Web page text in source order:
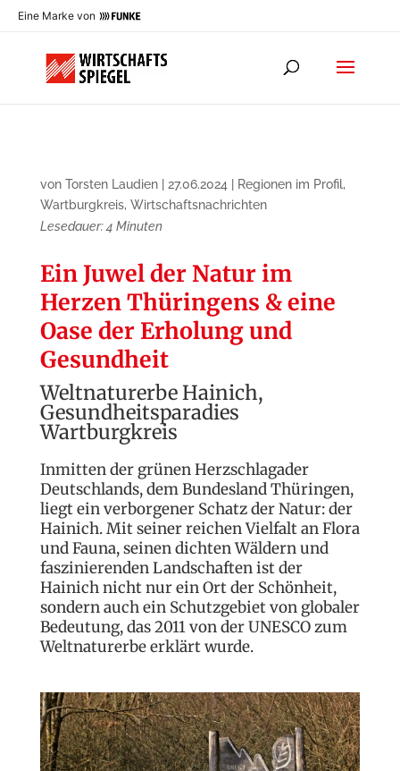
Eine Marke von
von Torsten Laudien| 27.06.2024 Regionen im Profil,
Wartburgkreis, Wirtschaftsnachrichten
Lesedauer: 4 Minuten
Ein Juwel der Natur im
Herzen Thüringens & eine
Oase der Erholung und
Gesundheit
Weltnaturerbe Hainich,
Gesundheitsparadies
Wartburgkreis
Inmitten der grünen Herzschlagader
Deutschlands, dem Bundesland Thüringen,
liegt ein verborgener Schatz der Natur: der
Hainich. Mit seiner reichen Vielfalt an Flora
und Fauna, seinen dichten Wäldern und
faszinierenden Landschaften ist der
Hainich nicht nur ein Ort der Schönheit,
sondern auch ein Schutzgebiet von globaler
Bedeutung, das 2011 von der UNESCO zum
Weltnaturerbe erklärt wurde.